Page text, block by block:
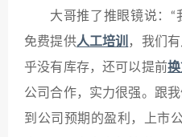
大哥推了推眼镜说：“
免费提供人工培训
，我们
乎没有库存，还可以提前
公司合作，实力很强。跟
到公司预期的盈利，上市